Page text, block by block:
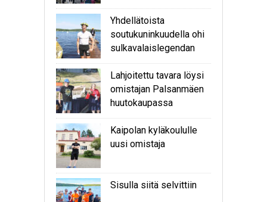
Yhdellätoista
soutukuninkuudella ohi
sulkavalaislegendan
Lahjoitettu tavara löysi
omistajan Palsanmäen
huutokaupassa
Kaipolan kyläkoululle
uusi omistaja
Sisulla siitä selvittiin